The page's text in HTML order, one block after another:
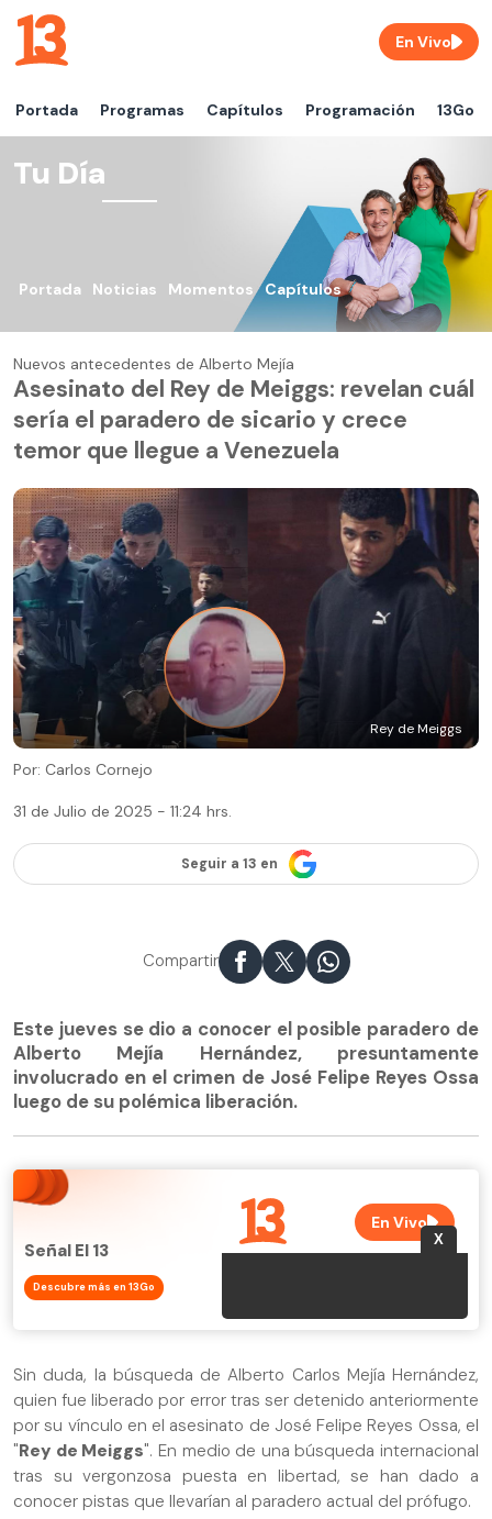
Portada Programas Capítulos Programación 13Go
En Vivo
Tu Día
Portada Noticias Momentos Capítulos
Nuevos antecedentes de Alberto Mejía
Asesinato del Rey de Meiggs: revelan cuál
sería el paradero de sicario y crece
temor que llegue a Venezuela
Rey de Meiggs
Por: Carlos Cornejo
31 de Julio de 2025 - 11:24 hrs.
Seguir a 13 en
Compartir
Este jueves se dio a conocer el posible paradero de
Alberto Mejía Hernández, presuntamente
involucrado en el crimen de José Felipe Reyes Ossa
luego de su polémica liberación.
Señal El 13
Descubre más en 13Go
Sin duda, la búsqueda de Alberto Carlos Mejía Hernández,
quien fue liberado por error tras ser detenido anteriormente
por su vínculo en el asesinato de José Felipe Reyes Ossa, el
"Rey de Meiggs". En medio de una búsqueda internacional
tras su vergonzosa puesta en libertad, se han dado a
conocer pistas que llevarían al paradero actual del prófugo.